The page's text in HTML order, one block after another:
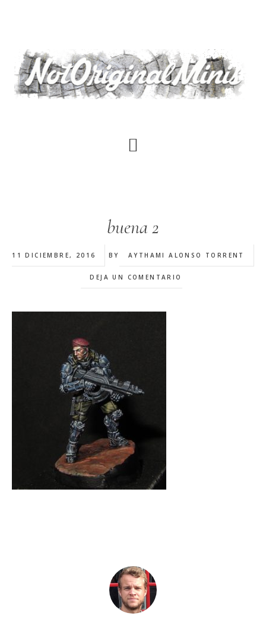
principal
buena 2
11 DICIEMBRE, 2016 BY AYTHAMI ALONSO TORRENT
DEJA UN COMENTARIO